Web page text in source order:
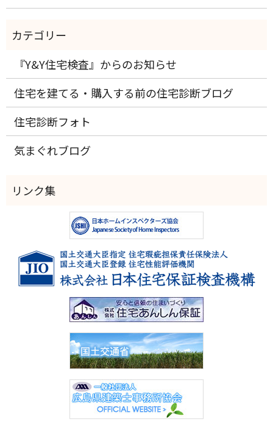
『Y&Y住宅検査』からのお知らせ
住宅を建てる・購入する前の住宅診断ブログ
住宅診断フォト
気まぐれブログ